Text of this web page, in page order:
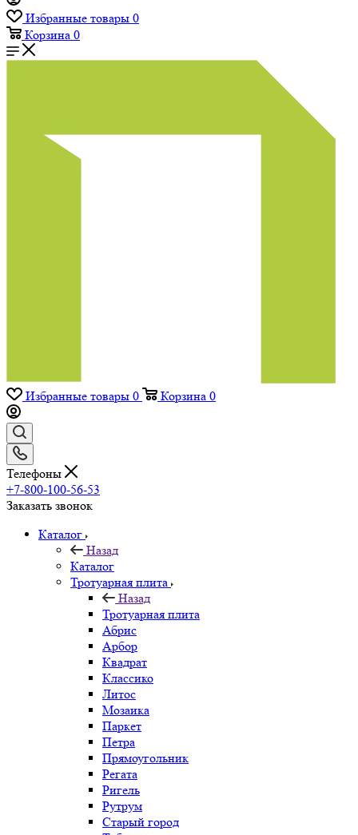
Избранные товары 0
Корзина 0
Избранные товары 0 Корзина 0
Телефоны
+7-800-100-56-53
Заказать звонок
Каталог
Назад
Каталог
Тротуарная плита
Назад
Тротуарная плита
Абрис
Арбор
Квадрат
Классико
Литос
Мозаика
Паркет
Петра
Прямоугольник
Регата
Ригель
Рутрум
Старый город